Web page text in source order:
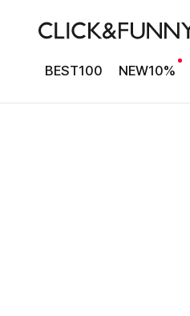
BEST100 NEW10%